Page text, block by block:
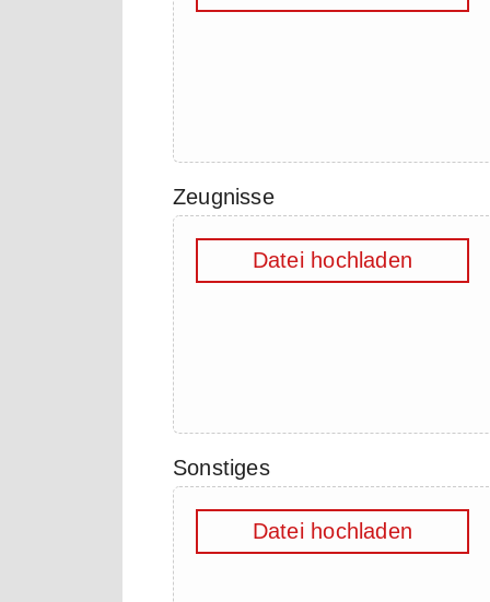
Zeugnisse
Datei hochladen
Sonstiges
Datei hochladen